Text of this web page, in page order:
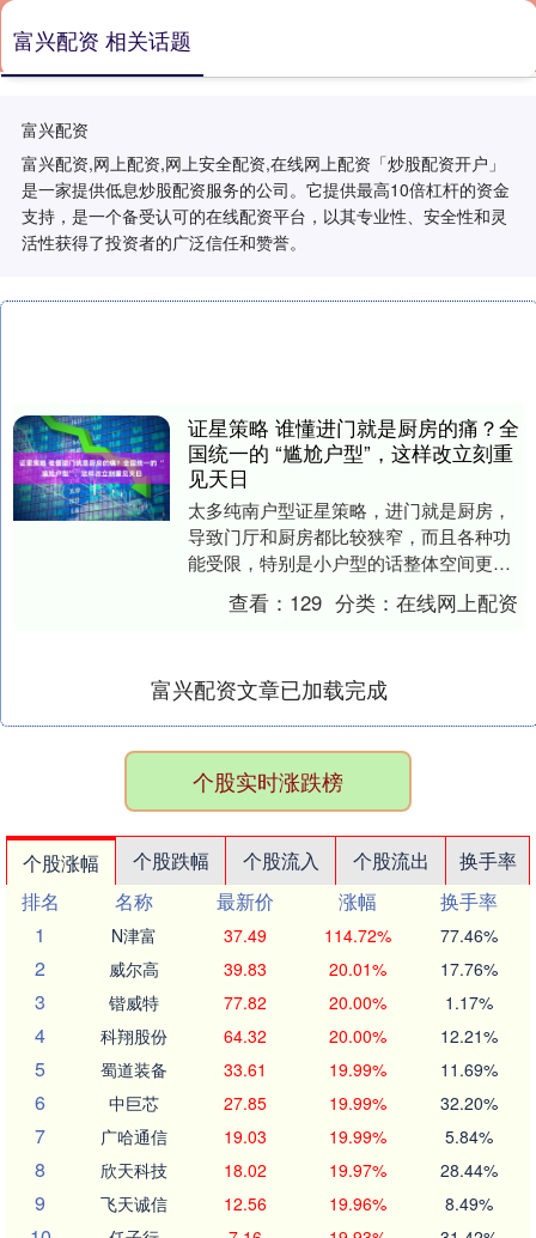
富兴配资
富兴配资,网上配资,网上安全配资,在线网上配资「炒股配资开户」
是一家提供低息炒股配资服务的公司。它提供最高10倍杠杆的资金
支持，是一个备受认可的在线配资平台，以其专业性、安全性和灵
活性获得了投资者的广泛信任和赞誉。
富兴配资 相关话题
证星策略 谁懂进门就是厨房的痛？全
国统一的 “尴尬户型”，这样改立刻重
见天日
太多纯南户型证星策略，进门就是厨房，
导致门厅和厨房都比较狭窄，而且各种功
能受限，特别是小户型的话整体空间更加
逼仄，这种全国统一户型的格局该怎么改
造更加合理。今天....
查看： 129 分类：在线网上配资
富兴配资文章已加载完成
个股实时涨跌榜
个股涨幅 个股跌幅 个股流入 个股流出
换手率
排名
名称 最新价 涨幅
换手率
1
N津富 37.49 114.72% 77.46%
2 威尔高 39.83 20.01% 17.76%
3 锴威特 77.82 20.00% 1.17%
4 科翔股份 64.32 20.00% 12.21%
5 蜀道装备 33.61 19.99% 11.69%
6 中巨芯 27.85 19.99% 32.20%
7 广哈通信 19.03 19.99% 5.84%
8 欣天科技 18.02 19.97% 28.44%
9 飞天诚信 12.56 19.96% 8.49%